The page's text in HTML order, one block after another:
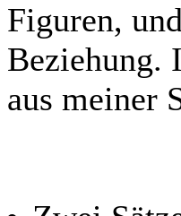
Figuren,
Beziehung.
aus meiner